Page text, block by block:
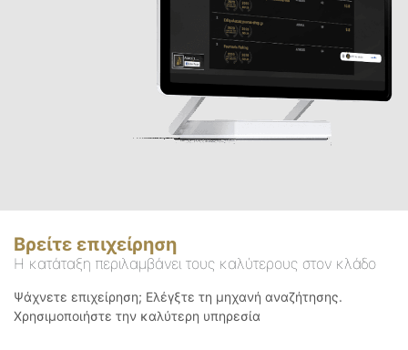
Βρείτε επιχείρηση
Η κατάταξη περιλαμβάνει τους καλύτερους στον κλάδο
Ψάχνετε επιχείρηση; Ελέγξτε τη μηχανή αναζήτησης.
Χρησιμοποιήστε την καλύτερη υπηρεσία